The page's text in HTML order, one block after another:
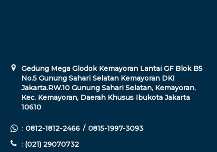
Gedung Mega Glodok Kemayoran Lantai GF Blok B5
No.5 Gunung Sahari Selatan Kemayoran DKI
Jakarta.RW.10 Gunung Sahari Selatan, Kemayoran,
Kec. Kemayoran, Daerah Khusus Ibukota Jakarta
10610
: 0812-1812-2466 / 0815-1997-3093
: (021) 29070732